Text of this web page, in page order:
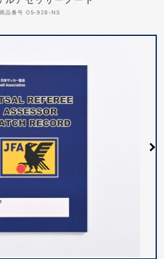
商品番号 O5-928-NS